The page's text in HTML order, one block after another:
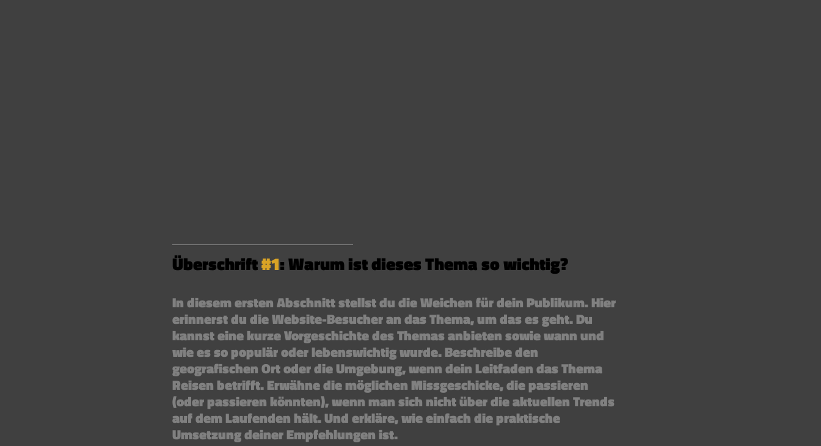
Überschrift #1: Warum ist dieses Thema so wichtig?
In diesem ersten Abschnitt stellst du die Weichen für dein Publikum. Hier
erinnerst du die Website-Besucher an das Thema, um das es geht. Du
kannst eine kurze Vorgeschichte des Themas anbieten sowie wann und
wie es so populär oder lebenswichtig wurde. Beschreibe den
geografischen Ort oder die Umgebung, wenn dein Leitfaden das Thema
Reisen betrifft. Erwähne die möglichen Missgeschicke, die passieren
(oder passieren könnten), wenn man sich nicht über die aktuellen Trends
auf dem Laufenden hält. Und erkläre, wie einfach die praktische
Umsetzung deiner Empfehlungen ist.